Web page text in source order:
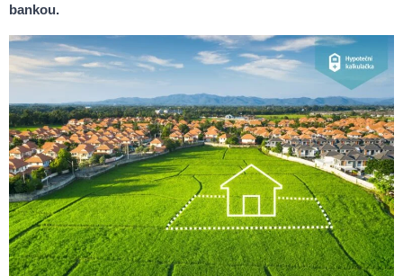
bankou.